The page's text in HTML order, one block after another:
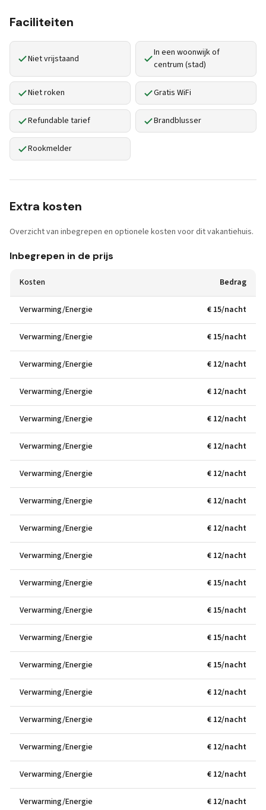
Faciliteiten
Niet vrijstaand
In een woonwijk of
centrum (stad)
Niet roken Gratis WiFi
Refundable tarief Brandblusser
Rookmelder
Extra kosten
Overzicht van inbegrepen en optionele kosten voor dit vakantiehuis.
Inbegrepen in de prijs
Kosten Bedrag
Verwarming/Energie € 15/nacht
Verwarming/Energie € 15/nacht
Verwarming/Energie € 12/nacht
Verwarming/Energie € 12/nacht
Verwarming/Energie € 12/nacht
Verwarming/Energie € 12/nacht
Verwarming/Energie € 12/nacht
Verwarming/Energie € 12/nacht
Verwarming/Energie € 12/nacht
Verwarming/Energie € 12/nacht
Verwarming/Energie € 15/nacht
Verwarming/Energie € 15/nacht
Verwarming/Energie € 15/nacht
Verwarming/Energie € 15/nacht
Verwarming/Energie € 12/nacht
Verwarming/Energie € 12/nacht
Verwarming/Energie € 12/nacht
Verwarming/Energie € 12/nacht
Verwarming/Energie € 12/nacht